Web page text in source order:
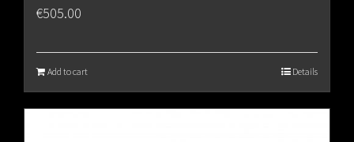
€505.00
Add to cart Details